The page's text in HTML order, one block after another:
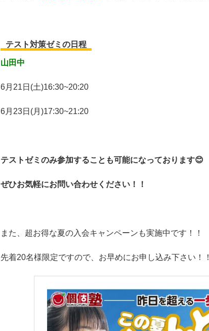
テスト対策ゼミの日程
山田中
6月21日(土)16:30~20:20
6月23日(月)17:30~21:20
テストゼミのみ参加することも可能になっております😊
ぜひお気軽にお問い合わせください！！
また、超お得な夏の入会キャンペーンも実施中です！！
先着20名様限定ですので、お早めにお申し込み下さい！！